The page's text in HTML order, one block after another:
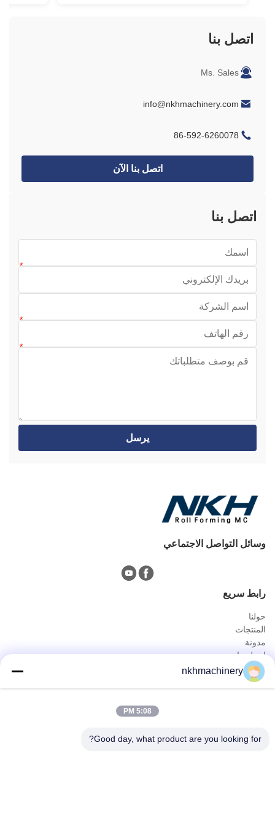
اتصل بنا
Ms. Sales
info@nkhmachinery.com
86-592-6260078
اتصل بنا الآن
اتصل بنا
يرسل
وسائل التواصل الاجتماعي
رابط سريع
حولنا
المنتجات
مدونة
اتصل بنا
المنتجات
لوحة سقف دحر آلة تشكيل
سطح السفينة الكلمة دحر آلة تشكيل
ورقة تسقيف العقص آلة
nkhmachinery
5:08 PM
Good day, what product are you looking for?